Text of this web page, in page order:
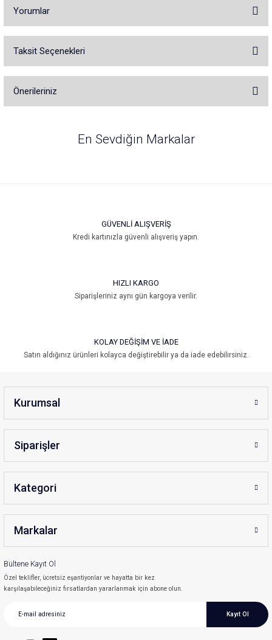
Yorumlar
Taksit Seçenekleri
Önerileriniz
Ürün bilgilerinde hatalar bulunuyor.
Ürün fiyatı diğer sitelerden daha pahalı.
En Sevdiğin Markalar
GÜVENLİ ALIŞVERİŞ
Kredi kartınızla güvenli alışveriş yapın.
HIZLI KARGO
Siparişleriniz aynı gün kargoya verilir.
KOLAY DEĞİŞİM VE İADE
Satın aldığınız ürünleri kolayca değiştirebilir ya da iade edebilirsiniz.
Kurumsal
Siparişler
Kategori
Markalar
Bültene Kayıt Ol
Özel teklifler, ücretsiz eşantiyonlar ve hayatta bir kez
karşılaşabileceğiniz fırsatlardan yararlanmak için abone olun.
Kayıt Ol